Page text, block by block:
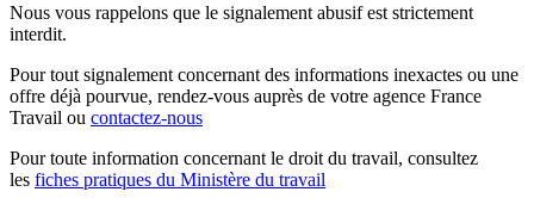
Nous vous rappelons que le signalement abusif est strictement
interdit.
Pour tout signalement concernant des informations inexactes ou une
offre déjà pourvue, rendez-vous auprès de votre agence France
Travail ou contactez-nous
Pour toute information concernant le droit du travail, consultez
les fiches pratiques du Ministère du travail